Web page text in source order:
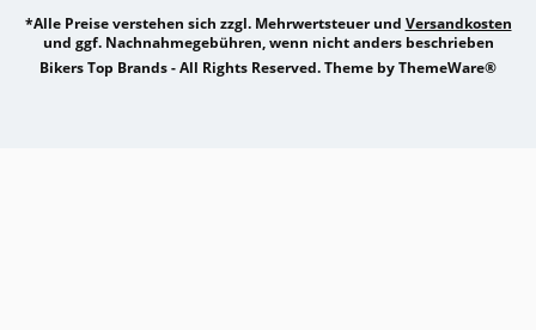
*Alle Preise verstehen sich zzgl. Mehrwertsteuer und Versandkosten
und ggf. Nachnahmegebühren, wenn nicht anders beschrieben
Bikers Top Brands - All Rights Reserved. Theme byThemeWare®